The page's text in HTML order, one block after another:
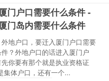
门户口需要什么条件 -
门岛内需要什么条件
地户口，要迁入厦门户口需要
？外地户口的话进入厦门户
你要有那个就是执业资格证
集体户口，还有一个...